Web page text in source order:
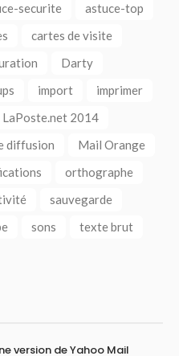
securite
astuce-top
cartes de visite
Darty
import
imprimer
LaPoste.net 2014
diffusion
Mail Orange
orthographe
sauvegarde
sons
texte brut
version de Yahoo Mail